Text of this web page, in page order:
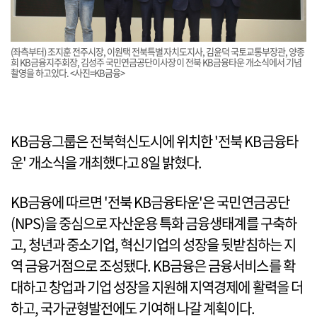
(좌측부터) 조지훈 전주시장, 이원택 전북특별자치도지사, 김윤덕 국토교통부장관, 양종
희 KB금융지주회장, 김성주 국민연금공단이사장이 전북 KB금융타운 개소식에서 기념
촬영을 하고있다. <사진=KB금융>
KB금융그룹은 전북혁신도시에 위치한 '전북 KB금융타
운' 개소식을 개최했다고 8일 밝혔다.
KB금융에 따르면 '전북 KB금융타운'은 국민연금공단
(NPS)을 중심으로 자산운용 특화 금융생태계를 구축하
고, 청년과 중소기업, 혁신기업의 성장을 뒷받침하는 지
역 금융거점으로 조성됐다. KB금융은 금융서비스를 확
대하고 창업과 기업 성장을 지원해 지역경제에 활력을 더
하고, 국가균형발전에도 기여해 나갈 계획이다.